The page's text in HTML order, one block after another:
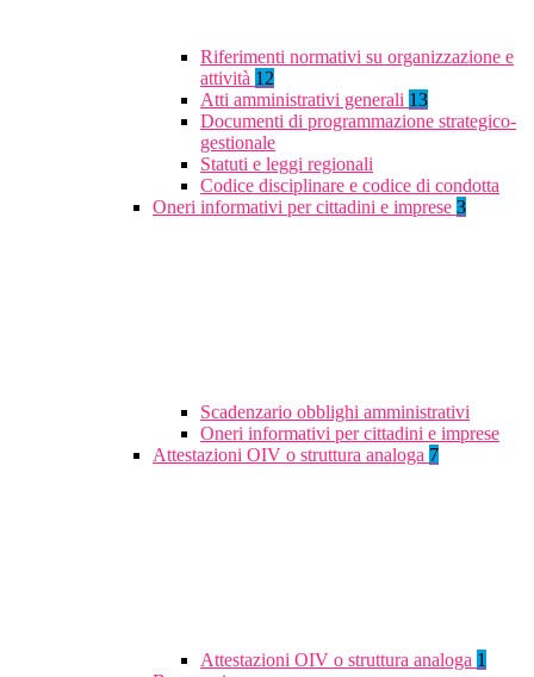
Riferimenti normativi su organizzazione e
attività 12
Atti amministrativi generali 13
Documenti di programmazione strategico-
gestionale
Statuti e leggi regionali
Codice disciplinare e codice di condotta
Oneri informativi per cittadini e imprese 3
Scadenzario obblighi amministrativi
Oneri informativi per cittadini e imprese
Attestazioni OIV o struttura analoga 7
Attestazioni OIV o struttura analoga 1